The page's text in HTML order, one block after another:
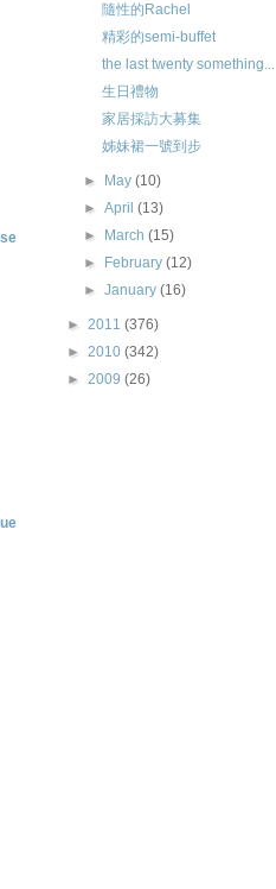
隨性的Rachel
精彩的semi-buffet
the last twenty something...
生日禮物
家居採訪大募集
姊妹裙一號到步
► May(10)
►April(13)
►
March(15)
►
February(12)
►January(16)
► 2011 (376)
► 2010 (342)
► 2009 (26)